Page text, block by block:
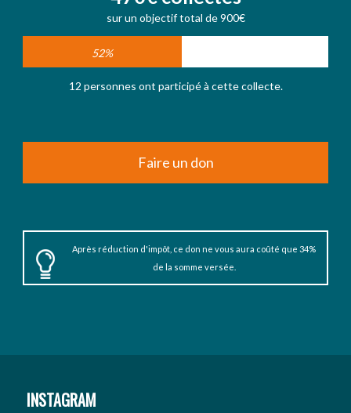
sur un objectif total de 900€
52%
12 personnes ont participé à cette collecte.
Faire un don
Après réduction d'impôt, ce don ne vous aura coûté que 34%
de la somme versée.
INSTAGRAM